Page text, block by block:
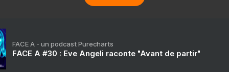
FACE A - un podcast Purecharts
FACE A #30 : Eve Angeli raconte "Avant de partir"